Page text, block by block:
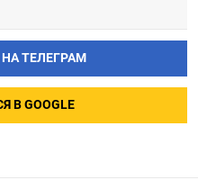
ТЕЛЕГРАМ
В GOOGLE